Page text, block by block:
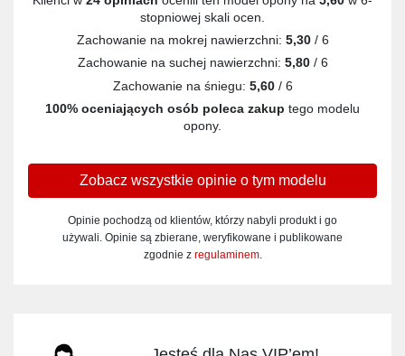
stopniowej skali ocen.
Zachowanie na mokrej nawierzchni: 5,30/ 6
Zachowanie na suchej nawierzchni: 5,80/ 6
Zachowanie na śniegu: 5,60/ 6
100% oceniających osób poleca zakup tego modelu
opony.
Zobacz wszystkie opinie o tym modelu
Opinie pochodzą od klientów, którzy nabyli produkt i go
używali. Opinie są zbierane, weryfikowane i publikowane
zgodnie z regulaminem.